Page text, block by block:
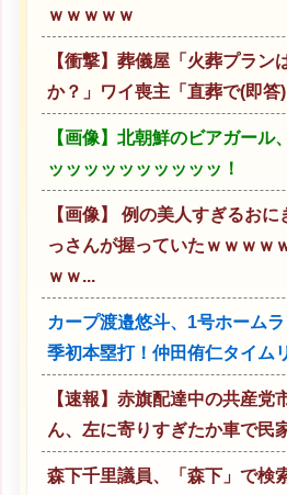
ｗｗｗｗｗ
【衝撃】葬儀屋「火葬プラン
か？」ワイ喪主「直葬で(即
【画像】北朝鮮のビアガール
ッッッッッッッッッッ！
【画像】 例の美人すぎるお
っさんが握っていたｗｗｗｗ
ｗｗ...
カープ渡邉悠斗、1号ホーム
季初本塁打！仲田侑仁タイム
【速報】赤旗配達中の共産党
ん、左に寄りすぎたか車で民
森下千里議員、「森下」で検